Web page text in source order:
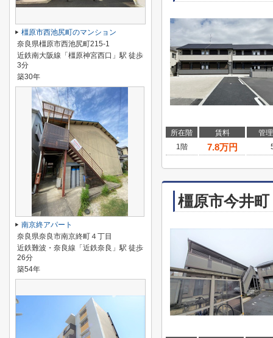
所在階 賃料
管
1階
7.8万円
橿原市今井
橿原市西池尻町のマンション
奈良県橿原市西池尻町215-1
近鉄南大阪線「橿原神宮西口」駅 徒歩
3分
築30年
南京終アパート
奈良県奈良市南京終町４丁目
近鉄難波・奈良線「近鉄奈良」駅 徒歩
26分
築54年